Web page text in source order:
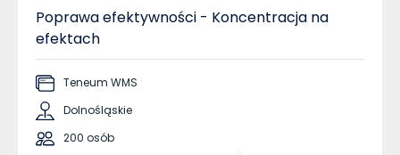
Poprawa efektywności - Koncentracja na
efektach
Teneum WMS
Dolnośląskie
200 osób